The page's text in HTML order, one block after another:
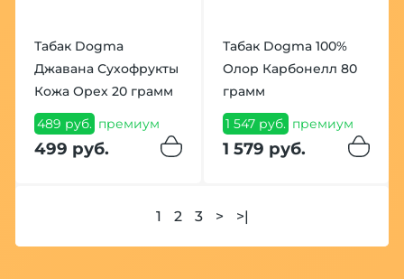
Табак Dogma
Джавана Сухофрукты
Кожа Орех 20 грамм
489 руб. премиум
499 руб.
Табак Dogma 100%
Олор Карбонелл 80
грамм
1 547 руб. премиум
1 579 руб.
1 2 3 > >|